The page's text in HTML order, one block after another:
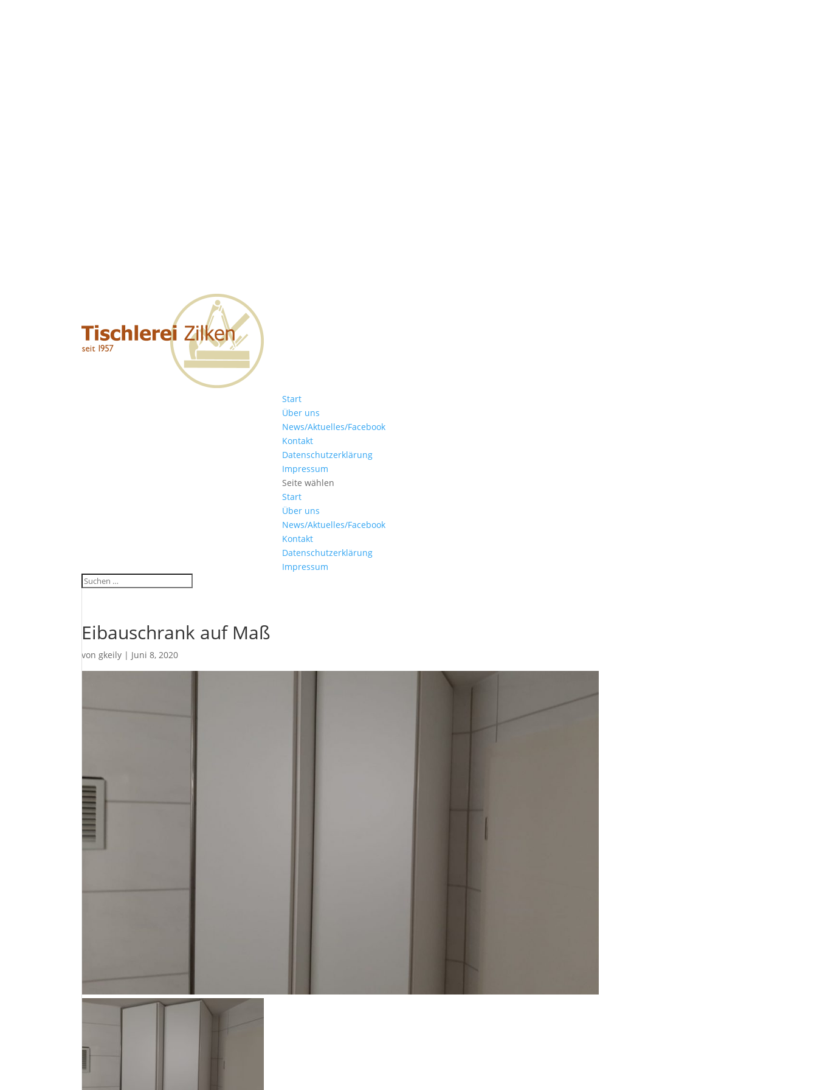
Start
Über uns
News/Aktuelles/Facebook
Kontakt
Datenschutzerklärung
Impressum
Seite wählen
Start
Über uns
News/Aktuelles/Facebook
Kontakt
Datenschutzerklärung
Impressum
Eibauschrank auf Maß
vongkeily | Juni 8, 2020